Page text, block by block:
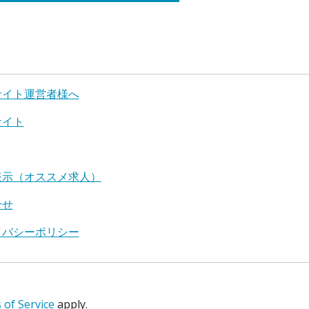
ト運営者様へ
ト
（オススメ求人）
シーポリシー
of Service apply.